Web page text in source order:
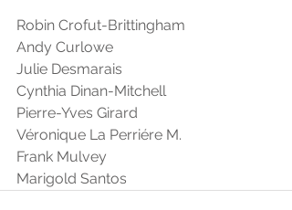
Robin Crofut-Brittingham
Andy Curlowe
Julie Desmarais
Cynthia Dinan-Mitchell
Pierre-Yves Girard
Véronique La Perriére M.
Frank Mulvey
Marigold Santos